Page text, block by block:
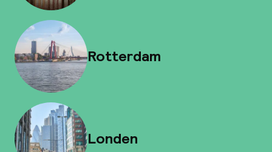
Rotterdam
Londen